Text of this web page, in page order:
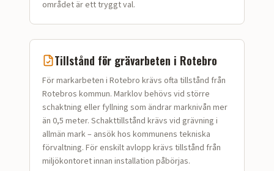
området är ett tryggt val.
Tillstånd för grävarbeten i Rotebro
För markarbeten i Rotebro krävs ofta tillstånd från
Rotebros kommun. Marklov behövs vid större
schaktning eller fyllning som ändrar marknivån mer
än 0,5 meter. Schakttillstånd krävs vid grävning i
allmän mark – ansök hos kommunens tekniska
förvaltning. För enskilt avlopp krävs tillstånd från
miljökontoret innan installation påbörjas.